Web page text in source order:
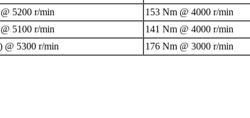
5200 r/min
153 Nm @ 4000 r/min
5100 r/min
141 Nm @ 4000 r/min
@ 5300 r/min 176 Nm @ 3000 r/min